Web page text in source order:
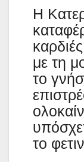
Η
με τη
το
το